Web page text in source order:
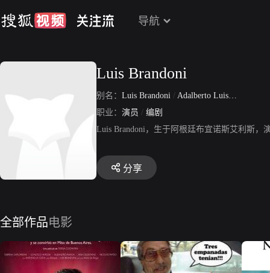
导航
Luis Brandoni
别名： Luis Brandoni / Adalberto Luis Brandoni
职业： 演员 / 编剧
Luis Brandoni，生于阿根廷布宜诺斯艾利斯
分享
全部作品电影